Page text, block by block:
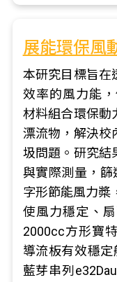
展能環保風
本研究目標旨在
效率的風力能
材料組合環保動
漂流物，解決校
圾問題。研究結
與實際測量，
字形節能風力槳
使風力穩定、
2000cc方形寶
導流板有效穩
藍芽串列